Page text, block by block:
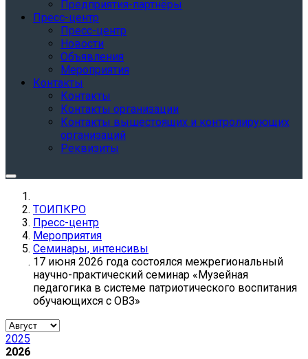
Предприятия-партнёры
Пресс-центр
Пресс-центр
Новости
Объявления
Мероприятия
Контакты
Контакты
Контакты организации
Контакты вышестоящих и контролирующих
организаций
Реквизиты
ТОИПКРО
Пресс-центр
Мероприятия
Семинары, интенсивы
17 июня 2026 года состоялся межрегиональный
научно-практический семинар «Музейная
педагогика в системе патриотического воспитания
обучающихся с ОВЗ»
2025
2026